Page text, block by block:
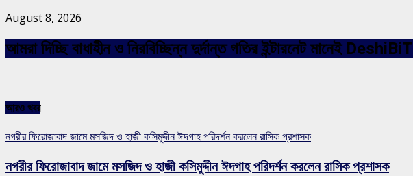
August 8, 2026
আমরা দিচ্ছি বাধাহীন ও নিরবিচ্ছিন্ন দুর্দান্ত গতির ইন্টারনেট মানেই DeshiBiT
আরও খবর
নগরীর ফিরোজাবাদ জামে মসজিদ ও হাজী কসিমুদ্দীন ঈদগাহ পরিদর্শন করলেন রাসিক প্রশাসক
নগরীর ফিরোজাবাদ জামে মসজিদ ও হাজী কসিমুদ্দীন ঈদগাহ পরিদর্শন করলেন রাসিক প্রশাসক